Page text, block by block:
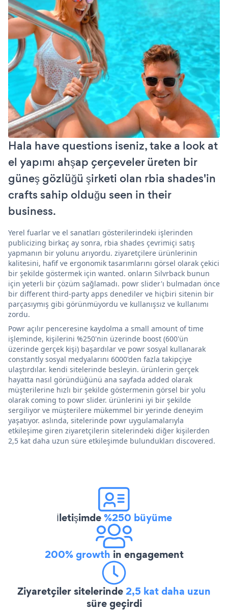
Hala have questions iseniz, take a look at
el yapımı ahşap çerçeveler üreten bir
güneş gözlüğü şirketi olan rbia shades'in
crafts sahip olduğu seen in their
business.
Yerel fuarlar ve el sanatları gösterilerindeki işlerinden
publicizing birkaç ay sonra, rbia shades çevrimiçi satış
yapmanın bir yolunu arıyordu. ziyaretçilere ürünlerinin
kalitesini, hafif ve ergonomik tasarımlarını görsel olarak çekici
bir şekilde göstermek için wanted. onların Silvrback bunun
için yeterli bir çözüm sağlamadı. powr slider'ı bulmadan önce
bir different third-party apps denediler ve hiçbiri sitenin bir
parçasıymış gibi görünmüyordu ve kullanışsız ve kullanımı
zordu.
Powr açılır penceresine kaydolma a small amount of time
işleminde, kişilerini %250'nin üzerinde boost (600'ün
üzerinde gerçek kişi) başardılar ve powr sosyal kullanarak
constantly sosyal medyalarını 6000'den fazla takipçiye
ulaştırdılar. kendi sitelerinde besleyin. ürünlerin gerçek
hayatta nasıl göründüğünü ana sayfada added olarak
müşterilerine hızlı bir şekilde göstermenin görsel bir yolu
olarak coming to powr slider. ürünlerini iyi bir şekilde
sergiliyor ve müşterilere mükemmel bir yerinde deneyim
yaşatıyor. aslında, sitelerinde powr uygulamalarıyla
etkileşime giren ziyaretçilerin sitelerindeki diğer kişilerden
2,5 kat daha uzun süre etkileşimde bulundukları discovered.
İletişimde%250 büyüme
200% growth in engagement
Ziyaretçiler sitelerinde2,5 kat daha uzun
süre geçirdi